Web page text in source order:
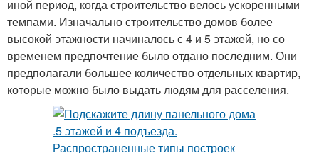
иной период, когда строительство велось ускоренными
темпами. Изначально строительство домов более
высокой этажности начиналось с 4 и 5 этажей, но со
временем предпочтение было отдано последним. Они
предполагали большее количество отдельных квартир,
которые можно было выдать людям для расселения.